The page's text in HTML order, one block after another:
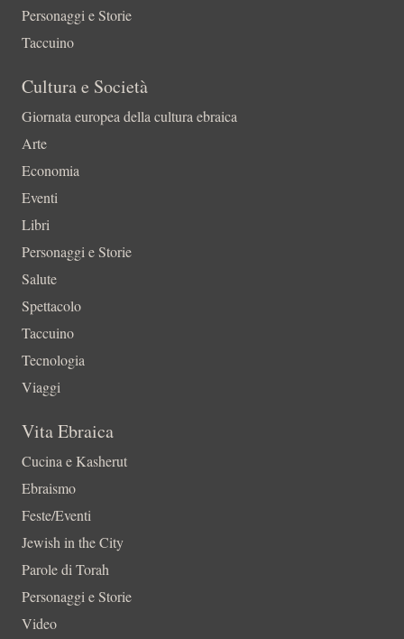
Personaggi e Storie
Taccuino
Cultura e Società
Giornata europea della cultura ebraica
Arte
Economia
Eventi
Libri
Personaggi e Storie
Salute
Spettacolo
Taccuino
Tecnologia
Viaggi
Vita Ebraica
Cucina e Kasherut
Ebraismo
Feste/Eventi
Jewish in the City
Parole di Torah
Personaggi e Storie
Video